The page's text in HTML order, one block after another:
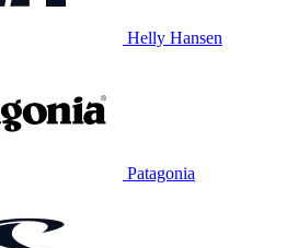
Helly Hansen
Patagonia